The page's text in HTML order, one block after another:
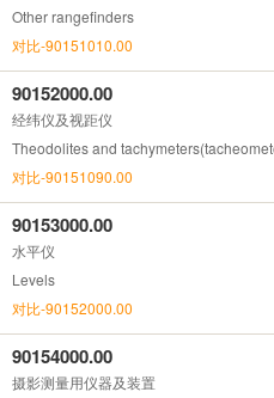
Other rangefinders
对比-90151010.00
90152000.00
经纬仪及视距仪
Theodolites and
对比-90151090.00
90153000.00
水平仪
Levels
对比-90152000.00
90154000.00
摄影测量用仪器及装置